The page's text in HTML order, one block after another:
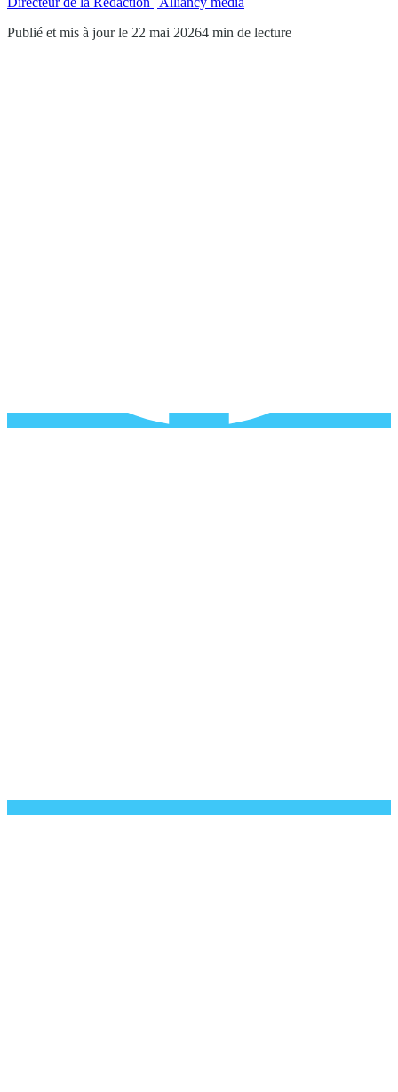
Publié et mis à jour le 22 mai 20264 min de lecture